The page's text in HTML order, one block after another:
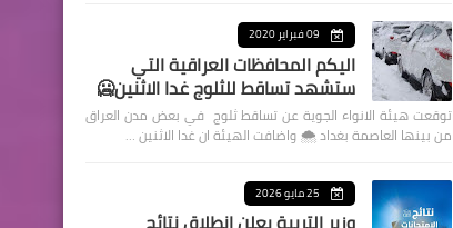
09 فبراير 2020
اليكم المحافظات العراقية التي
ستشهد تساقط للثلوج غدا الاثنين🥶
توقعت هيئة الانواء الجوية عن تساقط ثلوج في بعض مدن العراق
من بينها العاصمة بغداد ⁦🌨️⁩ واضافت الهيئة ان غدا الاثنين …
25 مايو 2026